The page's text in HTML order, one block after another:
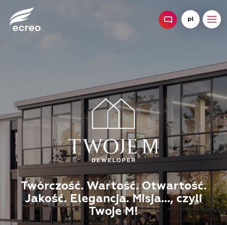
pl
Twórczość. Wartość. Otwartość.
Jakość. Elegancja. Misja..., czyli
Twoje M!